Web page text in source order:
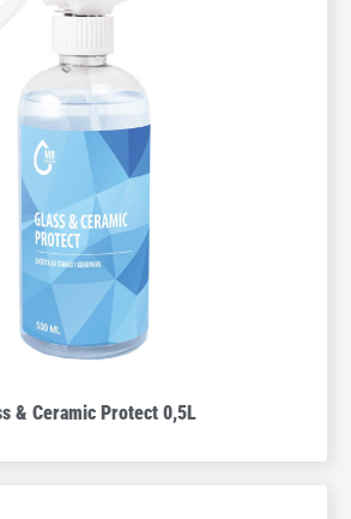
& Ceramic Protect 0,5L